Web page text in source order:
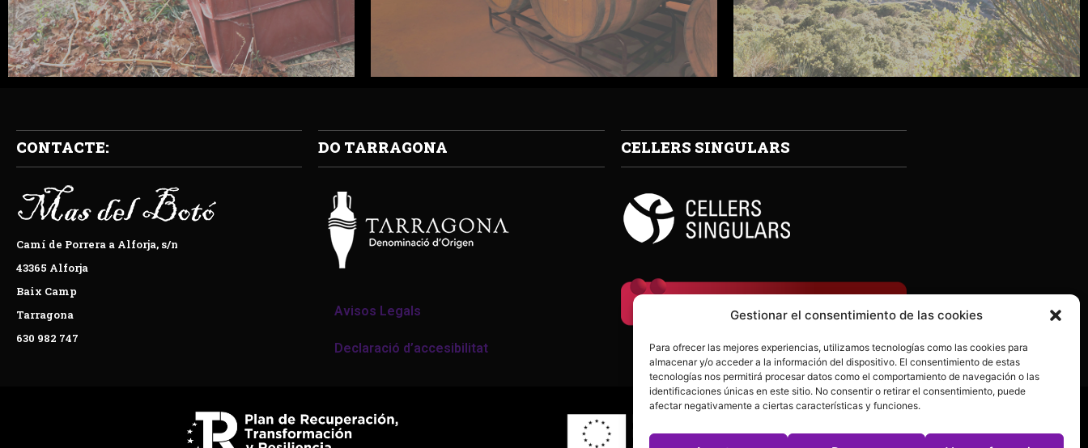
Gestionar el consentimiento de las cookies
Para ofrecer las mejores experiencias, utilizamos tecnologías como las cookies para
almacenar y/o acceder a la información del dispositivo. El consentimiento de estas
tecnologías nos permitirá procesar datos como el comportamiento de navegación o las
identificaciones únicas en este sitio. No consentir o retirar el consentimiento, puede
afectar negativamente a ciertas características y funciones.
CONTACTE:
Camí de Porrera a Alforja, s/n
43365 Alforja
Baix Camp
Tarragona
630 982 747
DO TARRAGONA
Avisos Legals
Declaració d’accesibilitat
CELLERS SINGULARS